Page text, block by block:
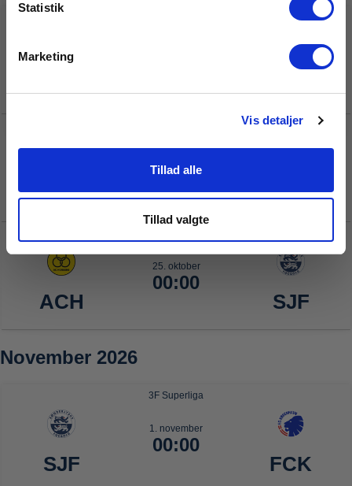
Statistik
Marketing
Vis detaljer
Tillad alle
Tillad valgte